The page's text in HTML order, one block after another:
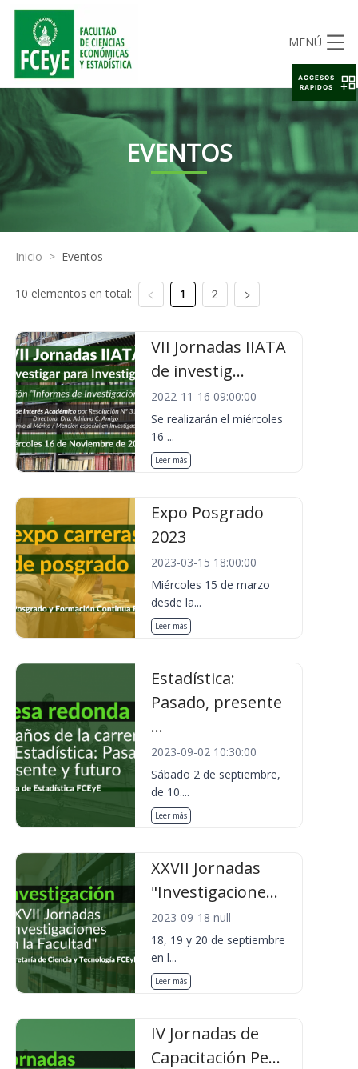
MENÚ
EVENTOS
Inicio > Eventos
10 elementos en total: 1 2
VII Jornadas IIATA
de investig...
2022-11-16 09:00:00
Se realizarán el miércoles
16 ...
Leer más
Expo Posgrado
2023
2023-03-15 18:00:00
Miércoles 15 de marzo
desde la...
Leer más
Estadística:
Pasado, presente
...
2023-09-02 10:30:00
Sábado 2 de septiembre,
de 10....
Leer más
XXVII Jornadas
"Investigacione...
2023-09-18 null
18, 19 y 20 de septiembre
en l...
Leer más
IV Jornadas de
Capacitación Pe...
ACCESOS
RAPIDOS